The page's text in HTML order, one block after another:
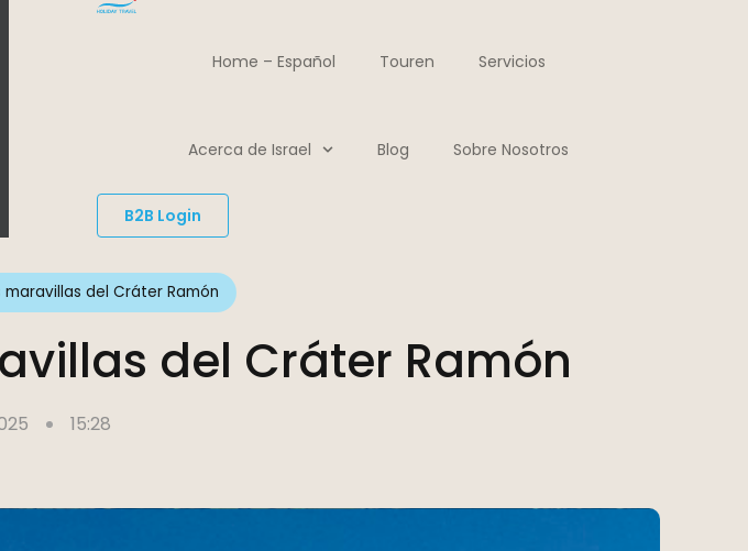
Home – Español Touren Servicios
Acerca de Israel Blog Sobre Nosotros
B2B Login
del Cráter Ramón
del Cráter Ramón
15:28